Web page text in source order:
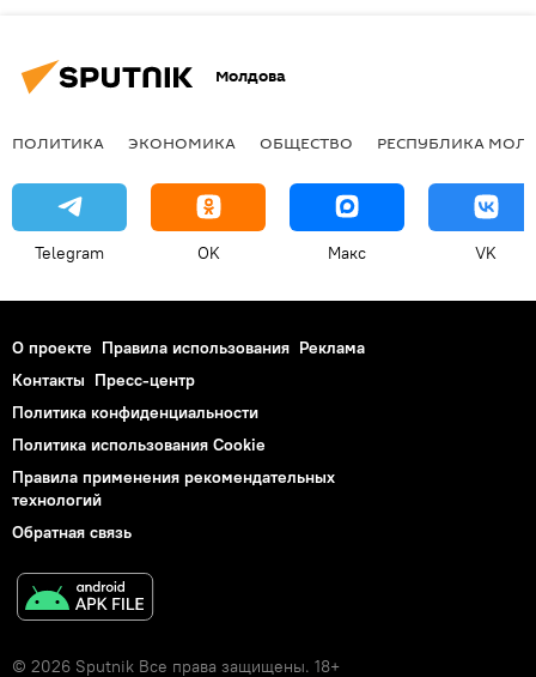
Молдова
ПОЛИТИКА ЭКОНОМИКА ОБЩЕСТВО РЕСПУБЛИКА
Telegram OK Макс VK
О проекте Правила использования Реклама
Контакты Пресс-центр
Политика конфиденциальности
Политика использования Cookie
Правила применения рекомендательных
технологий
Обратная связь
© 2026 Sputnik Все права защищены. 18+